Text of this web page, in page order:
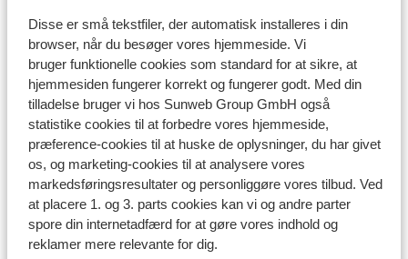
Disse er små tekstfiler, der automatisk installeres i din
browser, når du besøger vores hjemmeside. Vi
bruger funktionelle cookies som standard for at sikre, at
hjemmesiden fungerer korrekt og fungerer godt. Med din
tilladelse bruger vi hos Sunweb Group GmbH også
statistike cookies til at forbedre vores hjemmeside,
præference-cookies til at huske de oplysninger, du har givet
os, og marketing-cookies til at analysere vores
markedsføringsresultater og personliggøre vores tilbud. Ved
at placere 1. og 3. parts cookies kan vi og andre parter
spore din internetadfærd for at gøre vores indhold og
reklamer mere relevante for dig.
I området
Ved stranden (sandstrand)
Afstand til stranden ca. 15 meter (sandstrand)
Afstand til centrum: ca. 2500 meter
Afstand til lufthavn ca. 125 kilometer
Afstand til busstoppested ca. 2500 meter
Afstand til nærmeste butikker ca. 2500 meter
Afstand til nærmeste kiosk ca. 0 meter